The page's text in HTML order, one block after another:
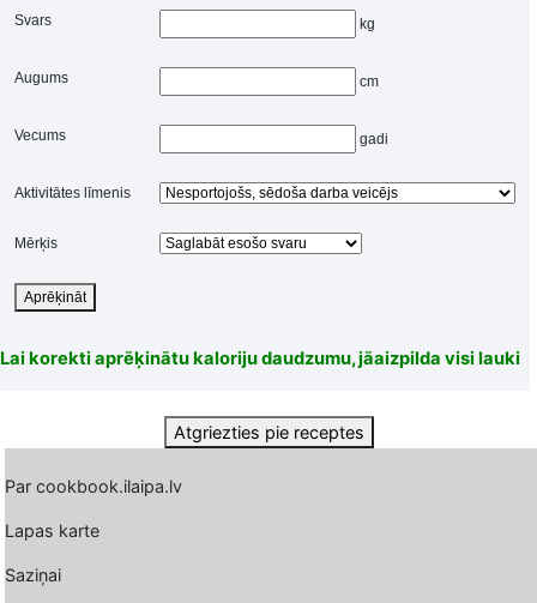
Svars kg
Augums cm
Vecums gadi
Aktivitātes līmenis
Mērķis
Aprēķināt
Lai korekti aprēķinātu kaloriju daudzumu, jāaizpilda visi lauki
Atgriezties pie receptes
Par cookbook.ilaipa.lv
Lapas karte
Saziņai